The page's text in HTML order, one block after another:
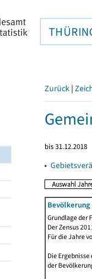
Zurück |
bis 31.12.2018
▸
Grundlage der
Der Zensus
Für die Jahre
Die
der